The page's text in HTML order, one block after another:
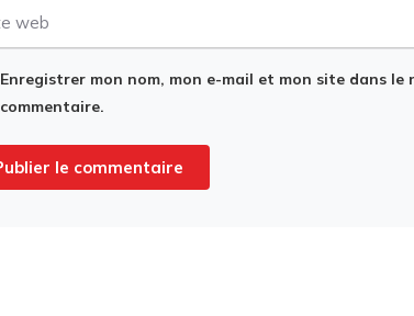
Enregistrer mon nom, mon e-mail et mon site dans
commentaire.